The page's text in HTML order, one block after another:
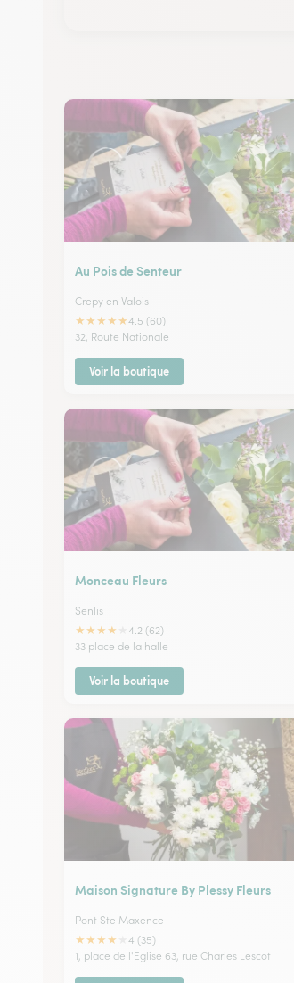
Au Pois de Senteur
Crepy en Valois
★★★★★4.5 (60)
32, Route Nationale
Voir la boutique
Monceau Fleurs
Senlis
★★★★
4.2 (62)
33 place de la halle
Voir la boutique
Maison Signature By Plessy Fleurs
Pont Ste Maxence
★★★★
4 (35)
1, place de l'Eglise 63, rue Charles Lescot